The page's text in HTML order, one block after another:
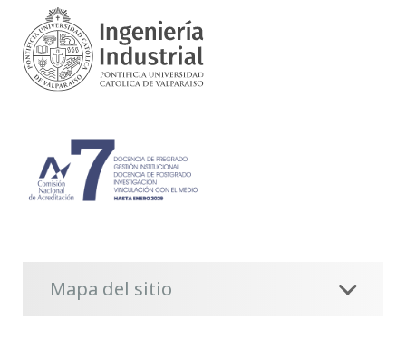
Mapa del sitio